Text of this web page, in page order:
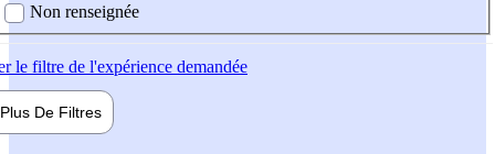
Non renseignée
le filtre de l'expérience demandée
Plus De Filtres